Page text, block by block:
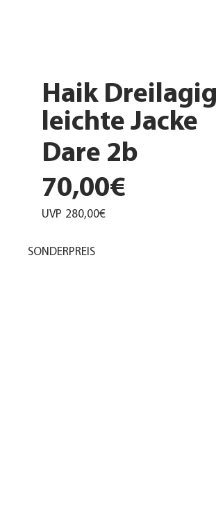
Haik
leichte Jacke
Dare 2b
70,00€
UVP 280,00€
SONDERPREIS